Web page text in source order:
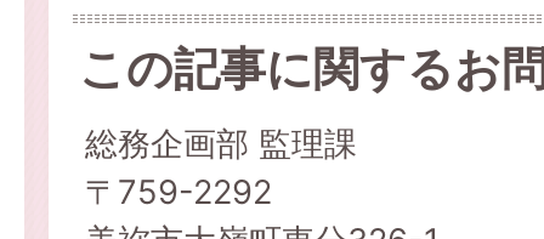
この記事に関するお
総務企画部 監理課
〒759-2292